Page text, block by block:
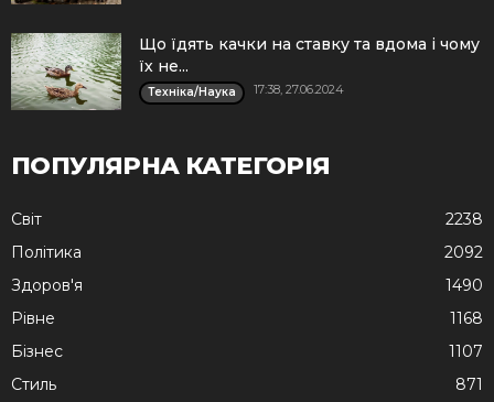
Що їдять качки на ставку та вдома і чому
їх не...
Техніка/Наука 17:38, 27.06.2024
ПОПУЛЯРНА КАТЕГОРІЯ
Cвіт
2238
Політика
2092
Здоров'я
1490
Рівне
1168
Бізнес
1107
Стиль
871